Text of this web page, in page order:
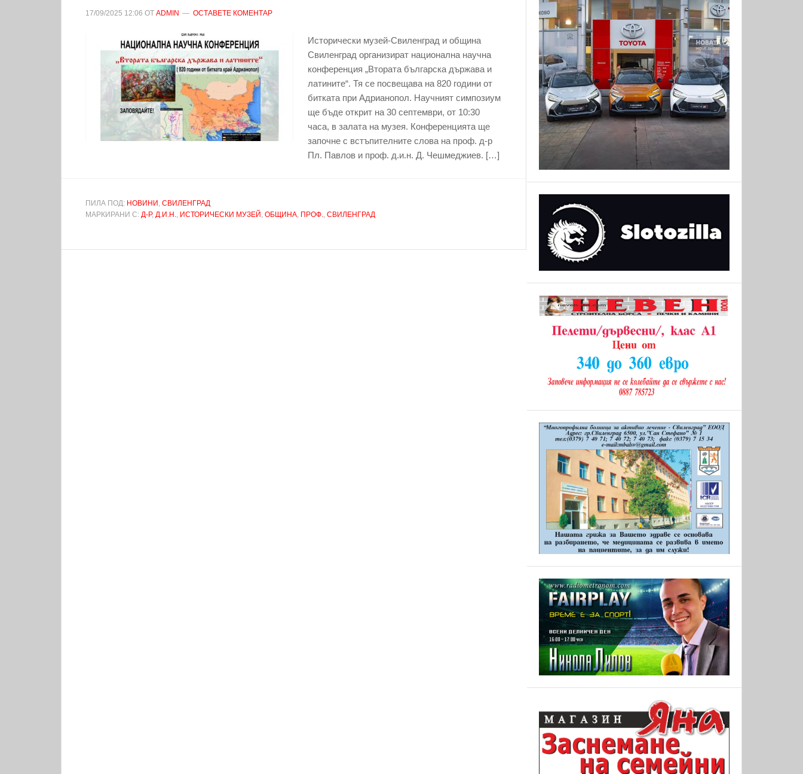
17/09/2025 12:06 ОТ ADMIN ОСТАВЕТЕ КОМЕНТАР
Исторически музей-Свиленград и община
Свиленград организират национална научна
конференция „Втората българска държава и
латините“. Тя се посвещава на 820 години от
битката при Адрианопол. Научният симпозиум
ще бъде открит на 30 септември, от 10:30
часа, в залата на музея. Конференцията ще
започне с встъпителните слова на проф. д-р
Пл. Павлов и проф. д.и.н. Д. Чешмеджиев. […]
ПИЛА ПОД: НОВИНИ , СВИЛЕНГРАД
МАРКИРАНИ С: Д-Р, Д.И.Н., ИСТОРИЧЕСКИ МУЗЕЙ , ОБЩИНА, ПРОФ., СВИЛЕНГРАД